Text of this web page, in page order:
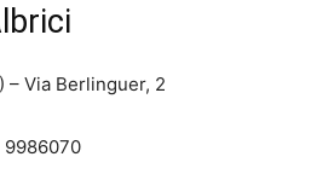
– Via Berlinguer, 2
9986070